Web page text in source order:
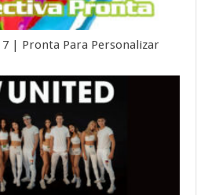
| Pronta Para Personalizar